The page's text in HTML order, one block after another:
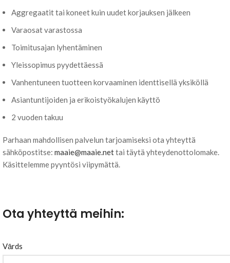
Aggregaatit tai koneet kuin uudet korjauksen jälkeen
Varaosat varastossa
Toimitusajan lyhentäminen
Yleissopimus pyydettäessä
Vanhentuneen tuotteen korvaaminen identtisellä yksiköllä
Asiantuntijoiden ja erikoistyökalujen käyttö
2 vuoden takuu
Parhaan mahdollisen palvelun tarjoamiseksi ota yhteyttä
sähköpostitse: maaie@maaie.nettai täytä yhteydenottolomake.
Käsittelemme pyyntösi viipymättä.
Ota yhteyttä meihin:
Vārds